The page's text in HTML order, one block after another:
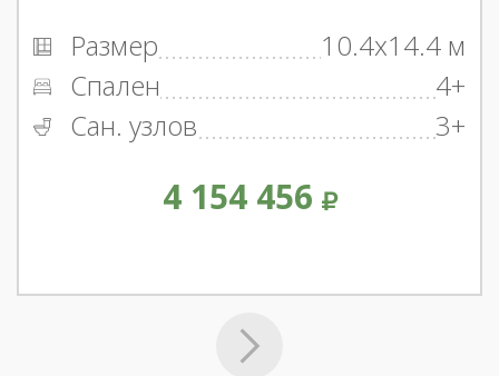
Размер
10.4x14.4 м
Спален
4+
Сан. узлов
3+
4 154 456